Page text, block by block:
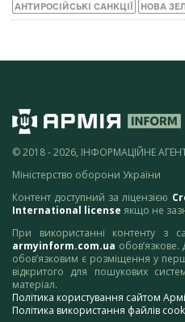
АНТИРОСІЙСЬКІ САНКЦІЇ НОВА
© 2018 - 2026, ІНФОРМАЦІЙНЕ
Міністерство оборони України
Контент доступний за ліцензією
International license якщо не
При використанні контенту з
armyinform.com.ua обов’язкове.
обов’язковим є розміщення у
відкритого для пошукових
матеріал.
Політика користування сайтом
Політика використання файлів